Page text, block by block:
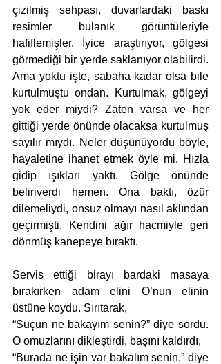
çizilmiş sehpası, duvarlardaki baskı
resimler bulanık görüntüleriyle
hafiflemişler. İyice araştırıyor, gölgesi
görmediği bir yerde saklanıyor olabilirdi.
Ama yoktu işte, sabaha kadar olsa bile
kurtulmuştu ondan. Kurtulmak, gölgeyi
yok eder miydi? Zaten varsa ve her
gittiği yerde önünde olacaksa kurtulmuş
sayılır mıydı. Neler düşünüyordu böyle,
hayaletine ihanet etmek öyle mi. Hızla
gidip ışıkları yaktı. Gölge önünde
beliriverdi hemen. Ona baktı, özür
dilemeliydi, onsuz olmayı nasıl aklından
geçirmişti. Kendini ağır hacmiyle geri
dönmüş kanepeye bıraktı.
Servis ettiği birayı bardaki masaya
bırakırken adam elini O’nun elinin
üstüne koydu. Sırıtarak,
“Suçun ne bakayım senin?” diye sordu.
O omuzlarını dikleştirdi, başını kaldırdı,
“Burada ne işin var bakalım senin,” diye